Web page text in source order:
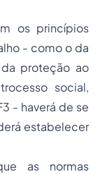
os princípios
- como o da
proteção ao
social,
- haverá de se
estabelecer
as normas